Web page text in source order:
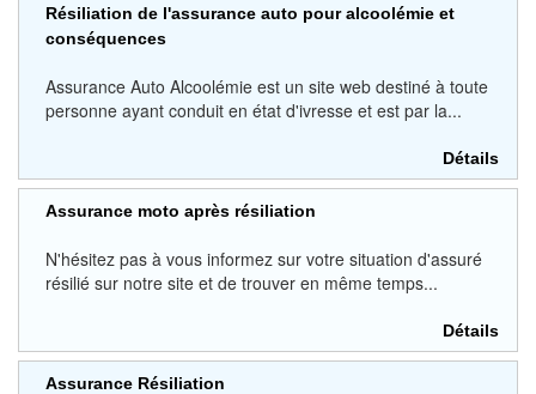
Résiliation de l'assurance auto pour alcoolémie et
conséquences
Assurance Auto Alcoolémie est un site web destiné à toute
personne ayant conduit en état d'ivresse et est par la...
Détails
Assurance moto après résiliation
N'hésitez pas à vous informez sur votre situation d'assuré
résilié sur notre site et de trouver en même temps...
Détails
Assurance Résiliation